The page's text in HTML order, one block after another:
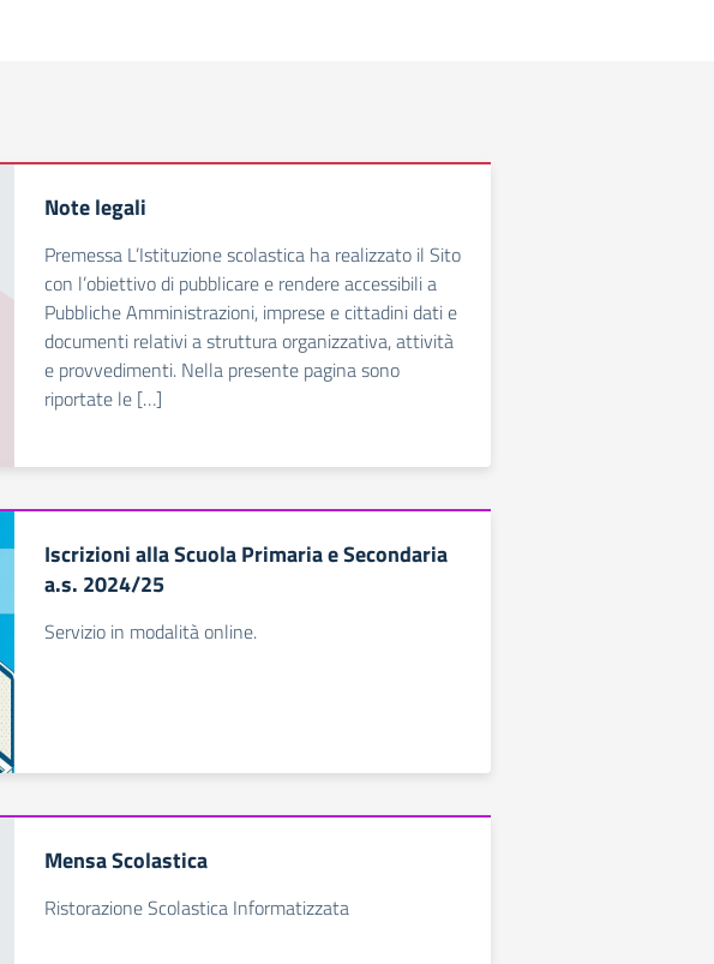
Note legali
Premessa L’Istituzione scolastica ha realizzato il Sito
con l’obiettivo di pubblicare e rendere accessibili a
Pubbliche Amministrazioni, imprese e cittadini dati e
documenti relativi a struttura organizzativa, attività
e provvedimenti. Nella presente pagina sono
riportate le […]
Iscrizioni alla Scuola Primaria e Secondaria
a.s. 2024/25
Servizio in modalità online.
Mensa Scolastica
Ristorazione Scolastica Informatizzata